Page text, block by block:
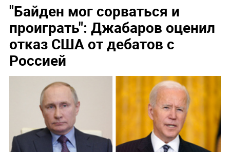
"Байден мог сорваться и
проиграть": Джабаров оценил
отказ США от дебатов с
Россией